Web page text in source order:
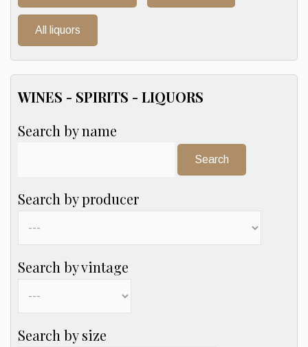
All liquors
WINES - SPIRITS - LIQUORS
Search by name
Search by producer
Search by vintage
Search by size